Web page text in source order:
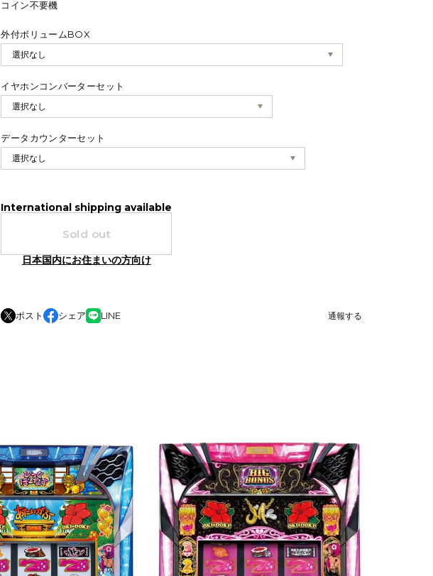
コイン不要機
外付ボリュームBOX
イヤホンコンバーターセット
データカウンターセット
International shipping available
Sold out
日本国内にお住まいの方向け
ポスト シェア LINE 通報する